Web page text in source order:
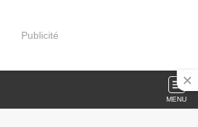
Publicité
MENU